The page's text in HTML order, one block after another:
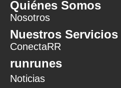
Quiénes Somos
Nosotros
Nuestros Servicios
ConectaRR
runrunes
Noticias